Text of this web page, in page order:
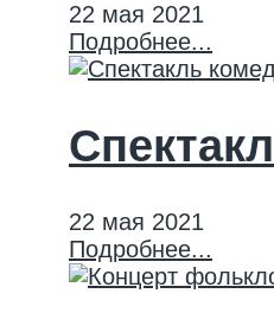
22 мая 2021
Подробнее...
22 мая 2021
Подробнее...